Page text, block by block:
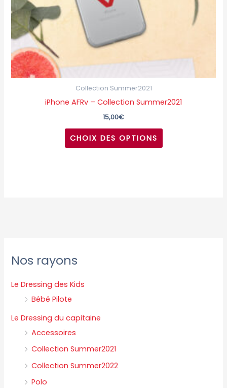
Nos rayons
Le Dressing des Kids
Bébé Pilote
Le Dressing du capitaine
Accessoires
Collection Summer2021
Collection Summer2022
Polo
Collection Summer2021
iPhone AFRv – Collection Summer2021
15,00€
CHOIX DES OPTIONS
du